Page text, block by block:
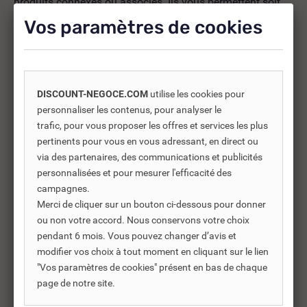
d’améliorer l’utilisation soit répondre à des besoins
supplémentaires.
-30%
652214
Vos paramètres de cookies
DISCOUNT-NEGOCE.COM utilise les cookies pour
personnaliser les contenus, pour analyser le
trafic, pour vous proposer les offres et services les plus
pertinents pour vous en vous adressant, en direct ou
via des partenaires, des communications et publicités
personnalisées et pour mesurer l'efficacité des
campagnes.
Merci de cliquer sur un bouton ci-dessous pour donner
ou non votre accord. Nous conservons votre choix
pendant 6 mois. Vous pouvez changer d’avis et
modifier vos choix à tout moment en cliquant sur le lien
"Vos paramètres de cookies" présent en bas de chaque
page de notre site.